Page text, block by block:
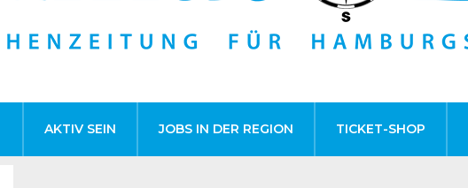
AKTIV SEIN JOBS IN DER REGION TICKET-SHOP